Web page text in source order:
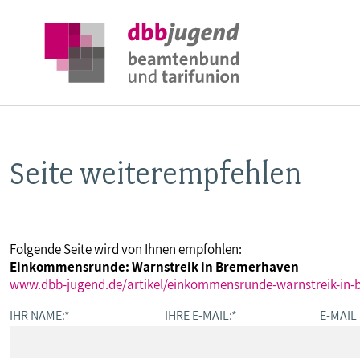
ÜBER DIE DBB JUGEND
AUSBILDUNGSINFORMATIONEN
Seite weiterempfehlen
Folgende Seite wird von Ihnen empfohlen:
Einkommensrunde: Warnstreik in Bremerhaven
www.dbb-jugend.de/artikel/einkommensrunde-warnstreik-
IHR NAME:* IHRE E-MAIL:* E-MAIL